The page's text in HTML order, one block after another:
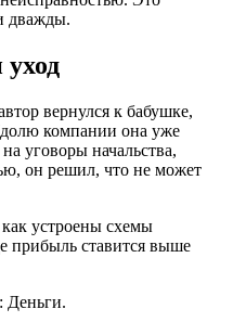
дважды.
вернулся к бабушке,
компании она уже
уговоры начальства,
он решил, что не может
устроены схемы
прибыль ставится выше
Деньги.